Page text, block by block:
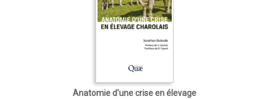
Anatomie d'une crise en élevage